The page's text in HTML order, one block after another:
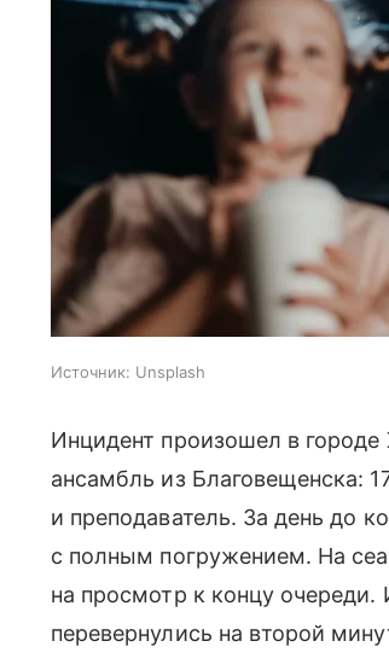
Источник: Unsplash
Инцидент произошел в
ансамбль из Благовещенска:
и преподаватель. За день до
с полным погружением. На
на просмотр к концу очереди.
перевернулись на второй